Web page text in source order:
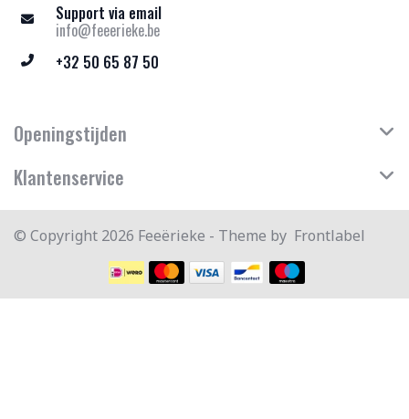
Support via email
info@feeerieke.be
+32 50 65 87 50
Openingstijden
Klantenservice
© Copyright 2026 Feeërieke - Theme by Frontlabel